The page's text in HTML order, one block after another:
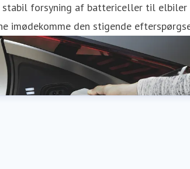
stabil forsyning af battericeller til elbiler
imødekomme den stigende